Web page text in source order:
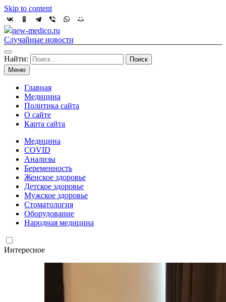
Skip to content
new-medico.ru
Случайные новости
Найти:
Меню
Главная
Медицина
Политика сайта
О сайте
Карта сайта
Медицина
COVID
Анализы
Беременность
Женское здоровье
Детское здоровье
Мужское здоровье
Стоматология
Оборудование
Народная медицина
Интересное